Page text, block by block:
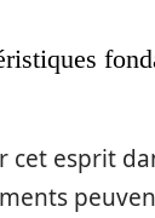
cet esprit